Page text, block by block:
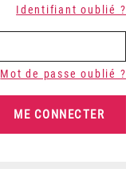
Identifiant oublié ?
Mot de passe oublié ?